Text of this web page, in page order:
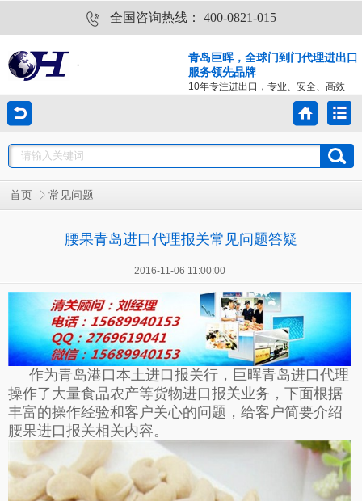
全国咨询热线：400-0821-015
青岛巨晖，全球门到门代理进出口
服务领先品牌
10年专注进出口，专业、安全、高效
首页 常见问题
腰果青岛进口代理报关常见问题答疑
2016-11-06 11:00:00
作为青岛港口本土进口报关行，巨晖青岛进口代理
操作了大量食品农产等货物进口报关业务，下面根据
丰富的操作经验和客户关心的问题，给客户简要介绍
腰果进口报关相关内容。